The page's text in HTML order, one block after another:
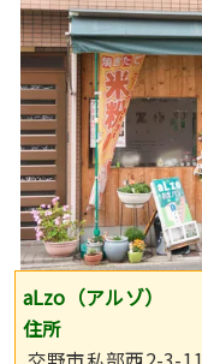
aLzo（アルゾ）
住所